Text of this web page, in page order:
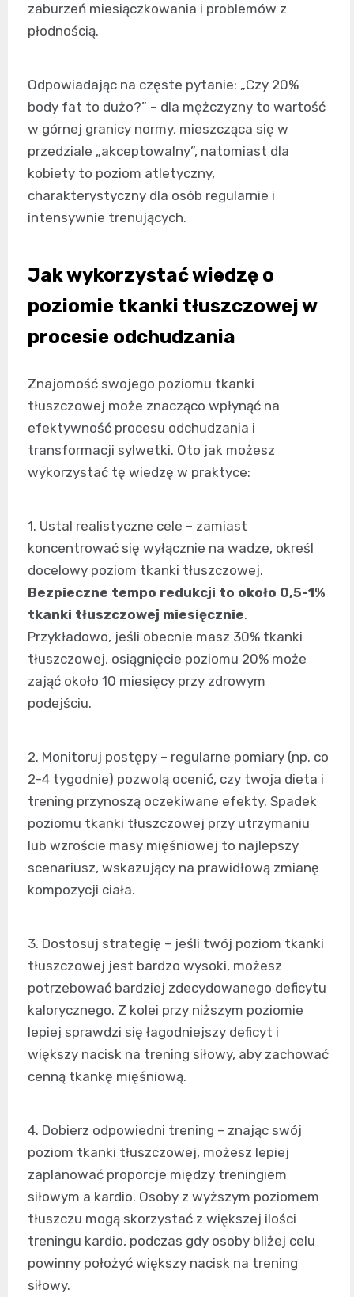
zaburzeń miesiączkowania i problemów z
płodnością.
Odpowiadając na częste pytanie: „Czy 20%
body fat to dużo?” – dla mężczyzny to wartość
w górnej granicy normy, mieszcząca się w
przedziale „akceptowalny”, natomiast dla
kobiety to poziom atletyczny,
charakterystyczny dla osób regularnie i
intensywnie trenujących.
Jak wykorzystać wiedzę o
poziomie tkanki tłuszczowej w
procesie odchudzania
Znajomość swojego poziomu tkanki
tłuszczowej może znacząco wpłynąć na
efektywność procesu odchudzania i
transformacji sylwetki. Oto jak możesz
wykorzystać tę wiedzę w praktyce:
1. Ustal realistyczne cele – zamiast
koncentrować się wyłącznie na wadze, określ
docelowy poziom tkanki tłuszczowej.
Bezpieczne tempo redukcji to około 0,5-1%
tkanki tłuszczowej miesięcznie.
Przykładowo, jeśli obecnie masz 30% tkanki
tłuszczowej, osiągnięcie poziomu 20% może
zająć około 10 miesięcy przy zdrowym
podejściu.
2. Monitoruj postępy – regularne pomiary (np. co
2-4 tygodnie) pozwolą ocenić, czy twoja dieta i
trening przynoszą oczekiwane efekty. Spadek
poziomu tkanki tłuszczowej przy utrzymaniu
lub wzroście masy mięśniowej to najlepszy
scenariusz, wskazujący na prawidłową zmianę
kompozycji ciała.
3. Dostosuj strategię – jeśli twój poziom tkanki
tłuszczowej jest bardzo wysoki, możesz
potrzebować bardziej zdecydowanego deficytu
kalorycznego. Z kolei przy niższym poziomie
lepiej sprawdzi się łagodniejszy deficyt i
większy nacisk na trening siłowy, aby zachować
cenną tkankę mięśniową.
4. Dobierz odpowiedni trening – znając swój
poziom tkanki tłuszczowej, możesz lepiej
zaplanować proporcje między treningiem
siłowym a kardio. Osoby z wyższym poziomem
tłuszczu mogą skorzystać z większej ilości
treningu kardio, podczas gdy osoby bliżej celu
powinny położyć większy nacisk na trening
siłowy.